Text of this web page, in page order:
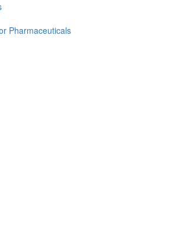
Pharmaceuticals